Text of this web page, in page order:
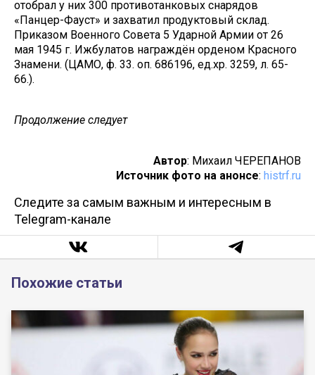
отобрал у них 300 противотанковых снарядов
«Панцер-Фауст» и захватил продуктовый склад.
Приказом Военного Совета 5 Ударной Армии от 26
мая 1945 г. Ижбулатов награждён орденом Красного
Знамени. (ЦАМО, ф. 33. оп. 686196, ед.хр. 3259, л. 65-
66.).
Продолжение следует
Автор: Михаил ЧЕРЕПАНОВ
Источник фото на анонсе: histrf.ru
Следите за самым важным и интересным в
Telegram-канале
Похожие статьи